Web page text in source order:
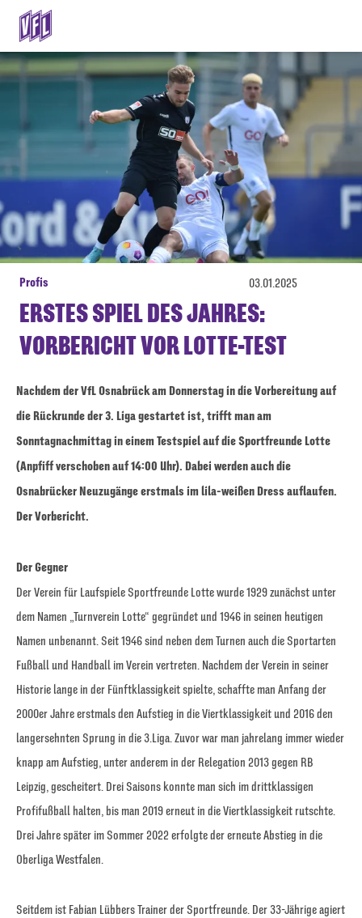
Profis 03.01.2025
ERSTES SPIEL DES JAHRES:
VORBERICHT VOR LOTTE-TEST
Nachdem der VfL Osnabrück am Donnerstag in die Vorbereitung auf
die Rückrunde der 3. Liga gestartet ist, trifft man am
Sonntagnachmittag in einem Testspiel auf die Sportfreunde Lotte
(Anpfiff verschoben auf 14:00 Uhr). Dabei werden auch die
Osnabrücker Neuzugänge erstmals im lila-weißen Dress auflaufen.
Der Vorbericht.
Der Gegner
Der Verein für Laufspiele Sportfreunde Lotte wurde 1929 zunächst unter
dem Namen „Turnverein Lotte“ gegründet und 1946 in seinen heutigen
Namen unbenannt. Seit 1946 sind neben dem Turnen auch die Sportarten
Fußball und Handball im Verein vertreten. Nachdem der Verein in seiner
Historie lange in der Fünftklassigkeit spielte, schaffte man Anfang der
2000er Jahre erstmals den Aufstieg in die Viertklassigkeit und 2016 den
langersehnten Sprung in die 3.Liga. Zuvor war man jahrelang immer wieder
knapp am Aufstieg, unter anderem in der Relegation 2013 gegen RB
Leipzig, gescheitert. Drei Saisons konnte man sich im drittklassigen
Profifußball halten, bis man 2019 erneut in die Viertklassigkeit rutschte.
Drei Jahre später im Sommer 2022 erfolgte der erneute Abstieg in die
Oberliga Westfalen.
Seitdem ist Fabian Lübbers Trainer der Sportfreunde. Der 33-Jährige agiert